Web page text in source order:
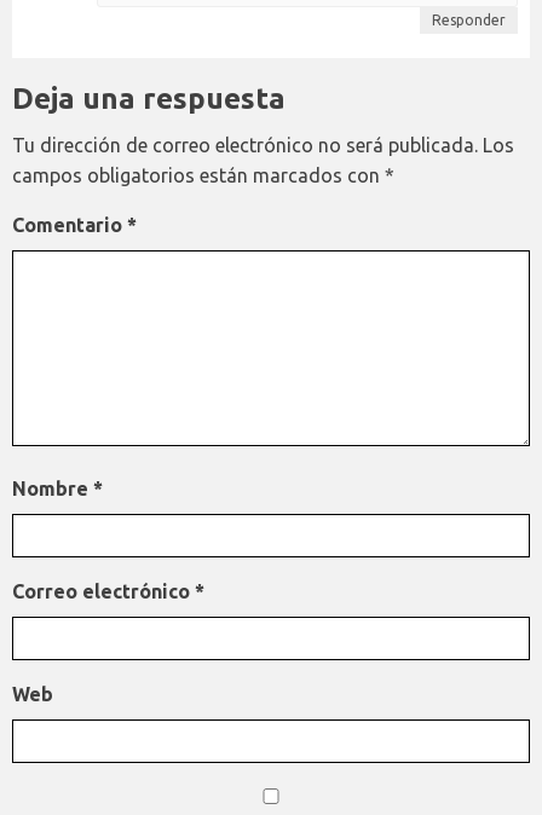
Responder
Deja una respuesta
Tu dirección de correo electrónico no será publicada. Los
campos obligatorios están marcados con *
Comentario *
Nombre *
Correo electrónico *
Web